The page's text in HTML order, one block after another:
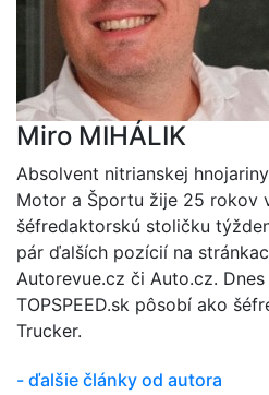
Miro MIHÁLIK
Absolvent nitrianskej
Motor a Športu žije 25 rokov
šéfredaktorskú stoličku
pár ďalších pozícií na
Autorevue.cz či Auto.cz.
TOPSPEED.sk pôsobí ako
Trucker.
- ďalšie články od autora